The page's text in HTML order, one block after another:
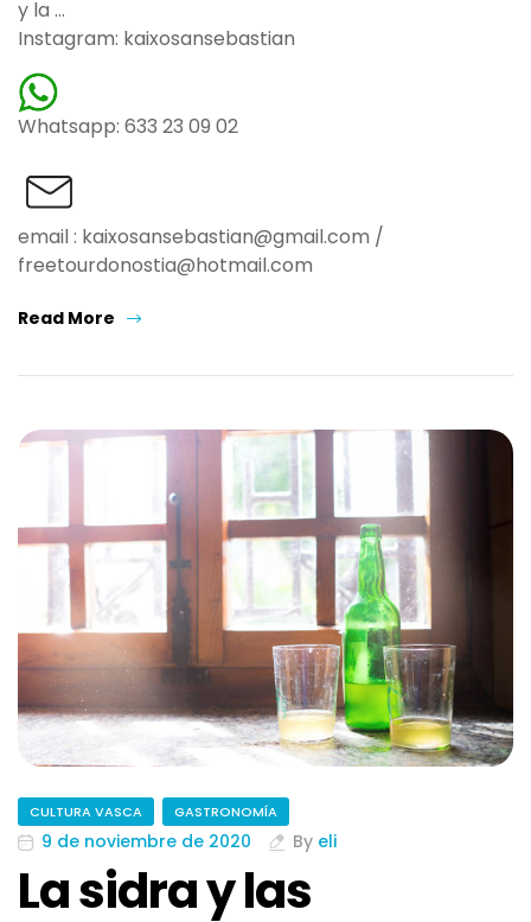
Instagram: kaixosansebastian
Whatsapp: 633 23 09 02
email : kaixosansebastian@gmail.com /
freetourdonostia@hotmail.com
Read More
CULTURA VASCA GASTRONOMÍA
9 de noviembre de 2020 By eli
La sidra y las